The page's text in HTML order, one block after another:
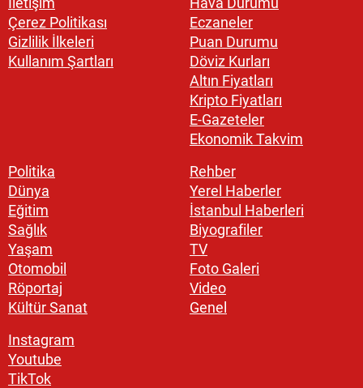
Çerez Politikası
Gizlilik İlkeleri
Kullanım Şartları
Eczaneler
Puan Durumu
Döviz Kurları
Altın Fiyatları
Kripto Fiyatları
E-Gazeteler
Ekonomik Takvim
Politika
Dünya
Eğitim
Sağlık
Yaşam
Otomobil
Röportaj
Kültür Sanat
Rehber
Yerel Haberler
İstanbul Haberleri
Biyografiler
TV
Foto Galeri
Video
Genel
Instagram
Youtube
TikTok